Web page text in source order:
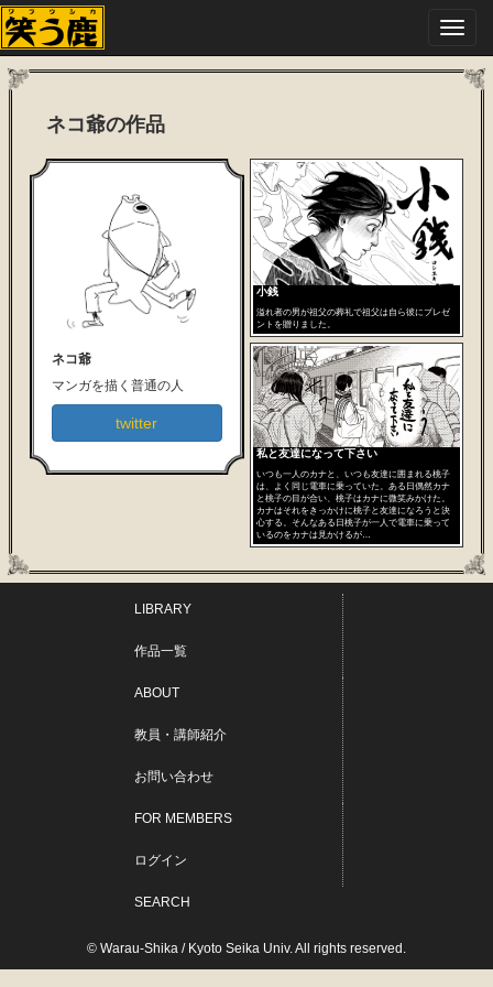
ネコ爺の作品
ネコ爺
マンガを描く普通の人
twitter
小銭
溢れ者の男が祖父の葬礼で祖父は自ら彼にプレゼ
ントを贈りました。
私と友達になって下さい
いつも一人のカナと、いつも友達に囲まれる桃子
は、よく同じ電車に乗っていた。ある日偶然カナ
と桃子の目が合い、桃子はカナに微笑みかけた。
カナはそれをきっかけに桃子と友達になろうと決
心する。そんなある日桃子が一人で電車に乗って
いるのをカナは見かけるが…
LIBRARY
作品一覧
ABOUT
教員・講師紹介
お問い合わせ
FOR MEMBERS
ログイン
SEARCH
© Warau-Shika / Kyoto Seika Univ. All rights reserved.